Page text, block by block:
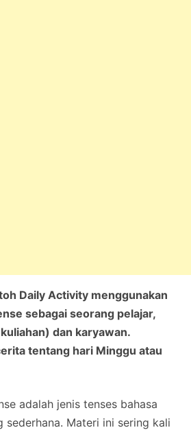
Daily Activity menggunakan
sebagai seorang pelajar,
dan karyawan.
tentang hari Minggu atau
adalah jenis tenses bahasa
sederhana. Materi ini sering kali